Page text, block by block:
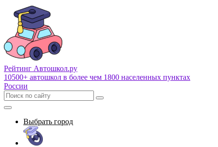
Рейтинг Автошкол.ру
10500+ автошкол в более чем 1800 населенных пунктах
России
Выбрать город